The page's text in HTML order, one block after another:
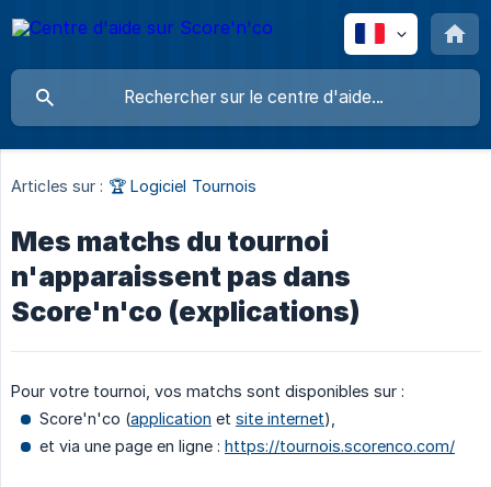
Articles sur : 🏆 Logiciel Tournois
Mes matchs du tournoi
n'apparaissent pas dans
Score'n'co (explications)
Pour votre tournoi, vos matchs sont disponibles sur :
Score'n'co (application et site internet),
et via une page en ligne : https://tournois.scorenco.com/